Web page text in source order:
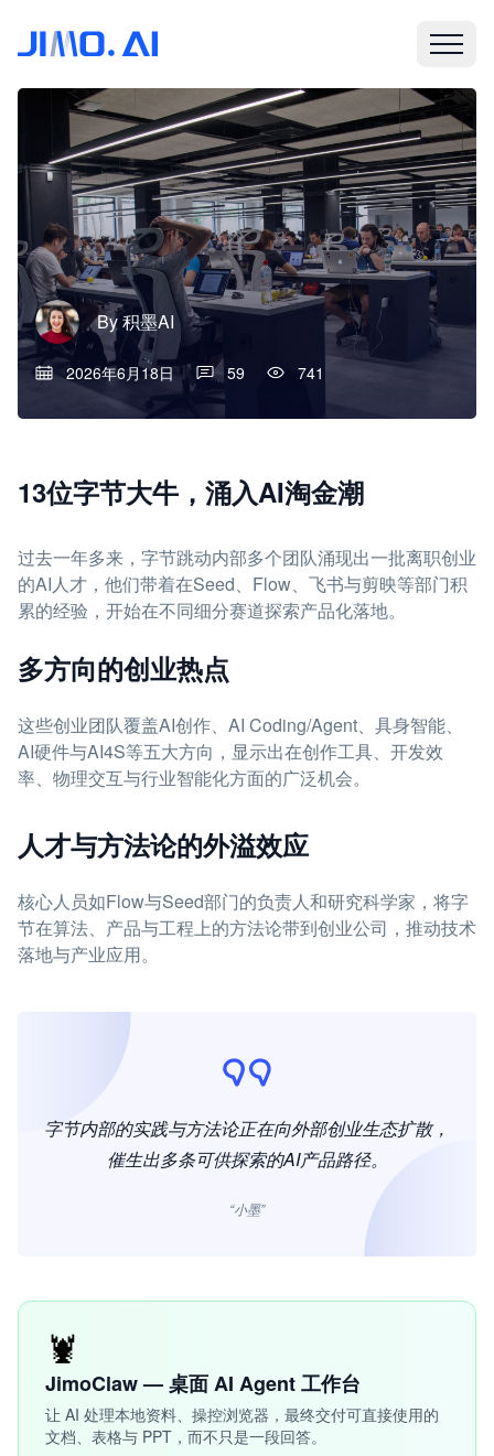
By积墨AI
2026年6月18日 59 741
13位字节大牛，涌入AI淘金潮
过去一年多来，字节跳动内部多个团队涌现出一批离职创业
的AI人才，他们带着在Seed、Flow、飞书与剪映等部门积
累的经验，开始在不同细分赛道探索产品化落地。
多方向的创业热点
这些创业团队覆盖AI创作、AI Coding/Agent、具身智能、
AI硬件与AI4S等五大方向，显示出在创作工具、开发效
率、物理交互与行业智能化方面的广泛机会。
人才与方法论的外溢效应
核心人员如Flow与Seed部门的负责人和研究科学家，将字
节在算法、产品与工程上的方法论带到创业公司，推动技术
落地与产业应用。
字节内部的实践与方法论正在向外部创业生态扩散，
催生出多条可供探索的AI产品路径。
“小墨”
🦞
JimoClaw — 桌面 AI Agent 工作台
让 AI 处理本地资料、操控浏览器，最终交付可直接使用的
文档、表格与 PPT，而不只是一段回答。